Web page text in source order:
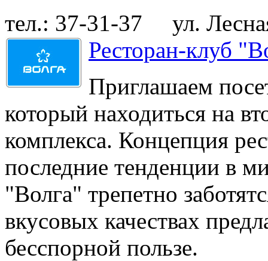
тел.: 37-31-37
ул.
Ресторан-клуб
Приглашаем
который находиться на
комплекса. Концепция
последние тенденции в
"Волга" трепетно
вкусовых качествах
бесспорной пользе.